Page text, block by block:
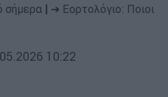
σήμερα
➔ Εορτολόγιο: Ποιοι
10:22